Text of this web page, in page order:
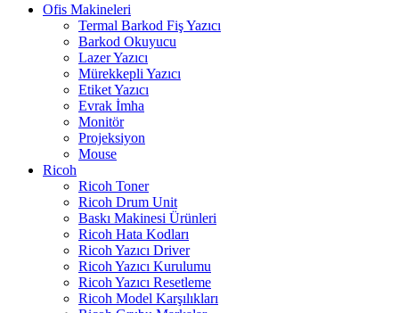
Ofis Makineleri
Termal Barkod Fiş Yazıcı
Barkod Okuyucu
Lazer Yazıcı
Mürekkepli Yazıcı
Etiket Yazıcı
Evrak İmha
Monitör
Projeksiyon
Mouse
Ricoh
Ricoh Toner
Ricoh Drum Unit
Baskı Makinesi Ürünleri
Ricoh Hata Kodları
Ricoh Yazıcı Driver
Ricoh Yazıcı Kurulumu
Ricoh Yazıcı Resetleme
Ricoh Model Karşılıkları